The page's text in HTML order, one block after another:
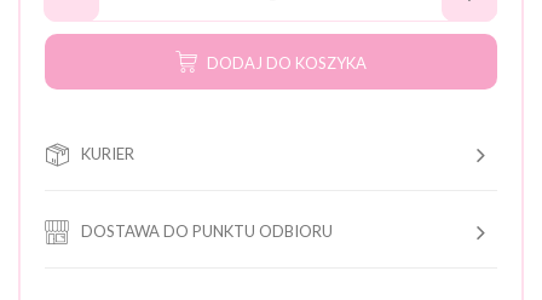
DODAJ DO KOSZYKA
KURIER
DOSTAWA DO PUNKTU ODBIORU